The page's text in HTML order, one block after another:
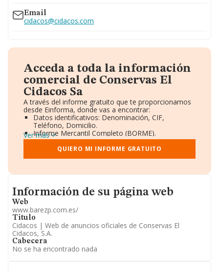
Email
cidacos@cidacos.com
Acceda a toda la información
comercial de Conservas El
Cidacos Sa
A través del informe gratuito que te proporcionamos
desde Einforma, donde vas a encontrar:
Datos identificativos: Denominación, CIF,
Teléfono, Domicilio.
Informe Mercantil Completo (BORME).
Gráficos de Evolución Ventas y Empleados.
Consejo de Administración y Administradores.
Directivos y Ejecutivos.
Información oficial y registral complementaria.
Ver más
QUIERO MI INFORME GRATUITO
Informacion de su página web
Información de su página web
Web
www.barezp.com.es/
Titulo
Cidacos | Web de anuncios oficiales de Conservas El
Cidacos, S.A.
Cabecera
No se ha encontrado nada